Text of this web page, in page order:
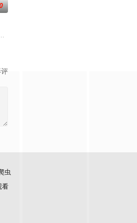
的电视娱乐节目，讨论各种女性感兴趣的话
虫
看